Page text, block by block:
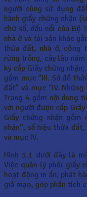
người cùng sử dụng
hành giấy chứng nhận
chữ số, dấu nổi của Bộ
nhà ở và tài sản khác
thửa đất, nhà ở, công
rừng trồng, cây lâu năm
ký cấp Giấy chứng
gồm mục “III. Sở đồ
đất” và mục “IV.
Trang 4 gồm nội dung
với người được cấp
Giấy chứng nhận gồm
nhận”, số hiệu thửa
và mục IV.
Hình 1.1 dưới đây là
Việc quản lý phôi giấy
hoạt động in ấn, phát
giả mạo, góp phần tích